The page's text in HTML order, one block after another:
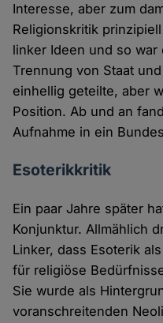
Interesse, aber zum
Religionskritik
linker Ideen und so
Trennung von Staat
einhellig geteilte, aber
Position. Ab und an
Aufnahme in ein
Esoterikkritik
Ein paar Jahre später
Konjunktur. Allmählich
Linker, dass Esoterik
für religiöse
Sie wurde als
voranschreitenden